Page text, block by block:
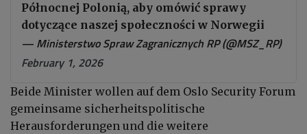
Północnej Polonią, aby omówić sprawy
dotyczące naszej społeczności w Norwegii
— Ministerstwo Spraw Zagranicznych RP (@MSZ_RP)
February 1, 2026
Beide Minister wollen auf dem Oslo Security Forum
gemeinsame sicherheitspolitische
Herausforderungen und die weitere